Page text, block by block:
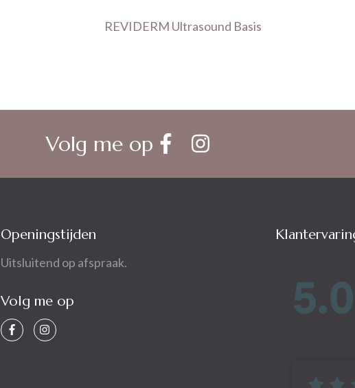
REVIDERM Ultrasound Basis
Volg me op
Openingstijden
Uitsluitend op afspraak.
Volg me op